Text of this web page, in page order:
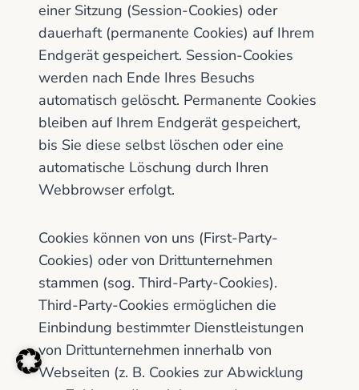
einer Sitzung (Session-Cookies) oder
dauerhaft (permanente Cookies) auf Ihrem
Endgerät gespeichert. Session-Cookies
werden nach Ende Ihres Besuchs
automatisch gelöscht. Permanente Cookies
bleiben auf Ihrem Endgerät gespeichert,
bis Sie diese selbst löschen oder eine
automatische Löschung durch Ihren
Webbrowser erfolgt.
Cookies können von uns (First-Party-
Cookies) oder von Drittunternehmen
stammen (sog. Third-Party-Cookies).
Third-Party-Cookies ermöglichen die
Einbindung bestimmter Dienstleistungen
von Drittunternehmen innerhalb von
Webseiten (z. B. Cookies zur Abwicklung